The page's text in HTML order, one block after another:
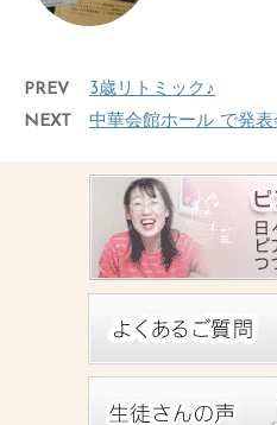
PREV
3歳リトミック♪
NEXT
中華会館ホール で発表